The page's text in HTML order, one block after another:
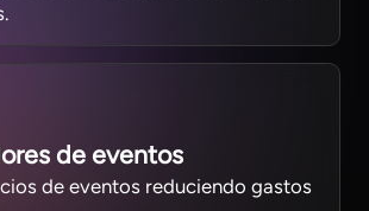
de eventos
de eventos reduciendo gastos